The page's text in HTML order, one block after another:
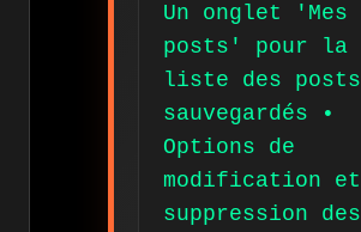
Un onglet 'Mes
posts' pour la
liste des posts
sauvegardés •
Options de
modification et
suppression des